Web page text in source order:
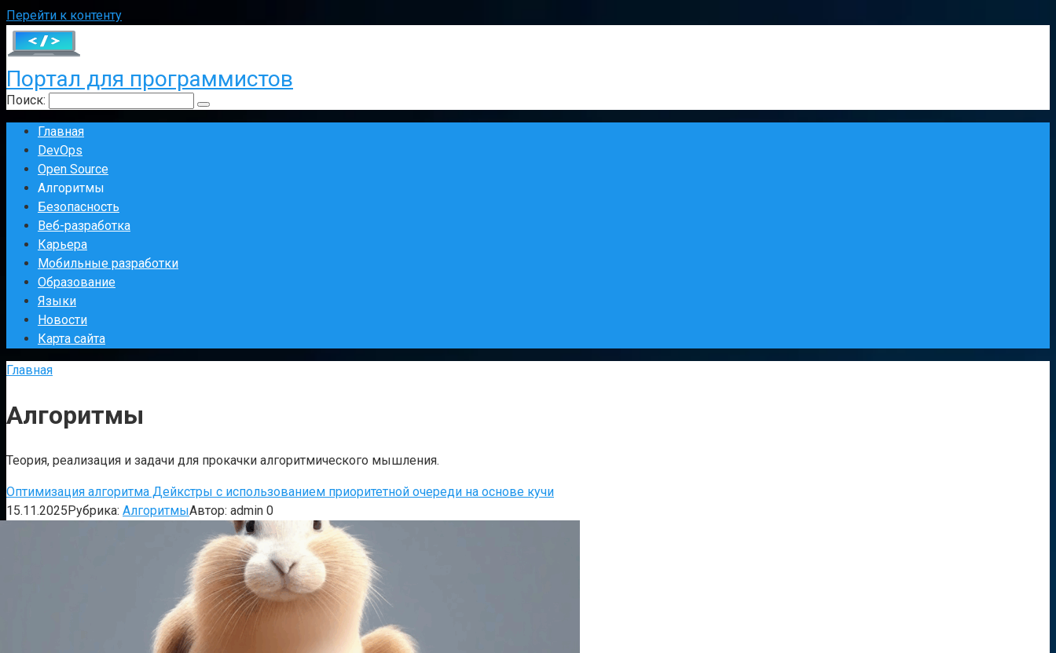
Перейти к контенту
Портал для программистов
Поиск:
Главная
DevOps
Open Source
Алгоритмы
Безопасность
Веб-разработка
Карьера
Мобильные разработки
Образование
Языки
Новости
Карта сайта
Главная
Алгоритмы
Теория, реализация и задачи для прокачки алгоритмического мышления.
Оптимизация алгоритма Дейкстры с использованием приоритетной очереди на основе кучи
15.11.2025Рубрика: АлгоритмыАвтор: admin 0